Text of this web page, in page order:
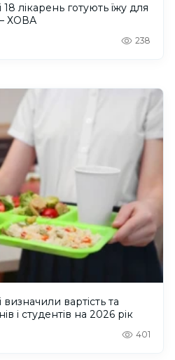
лікарень готують їжу для
– ХОВА
238
вартість та
і студентів на 2026 рік
401